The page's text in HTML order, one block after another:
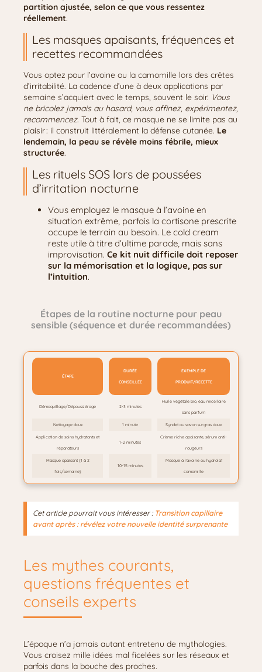
partition ajustée, selon ce que vous ressentez
réellement.
Les masques apaisants, fréquences et
recettes recommandées
Vous optez pour l’avoine ou la camomille lors des crêtes
d’irritabilité. La cadence d’une à deux applications par
semaine s’acquiert avec le temps, souvent le soir. Vous
ne bricolez jamais au hasard, vous affinez, expérimentez,
recommencez. Tout à fait, ce masque ne se limite pas au
plaisir : il construit littéralement la défense cutanée. Le
lendemain, la peau se révèle moins fébrile, mieux
structurée.
Les rituels SOS lors de poussées
d’irritation nocturne
Vous employez le masque à l’avoine en
situation extrême, parfois la cortisone prescrite
occupe le terrain au besoin. Le cold cream
reste utile à titre d’ultime parade, mais sans
improvisation. Ce kit nuit difficile doit reposer
sur la mémorisation et la logique, pas sur
l’intuition.
Étapes de la routine nocturne pour peau
sensible (séquence et durée recommandées)
ÉTAPE
DURÉE
CONSEILLÉE
EXEMPLE DE
PRODUIT/RECETTE
Démaquillage/Dépoussiérage 2-3 minutes
Huile végétale bio, eau micellaire
sans parfum
Nettoyage doux 1 minute Syndet ou savon surgras doux
Application de soins hydratants et
réparateurs
1-2 minutes
Crème riche apaisante, sérum anti-
rougeurs
Masque apaisant (1 à 2
fois/semaine)
10-15 minutes
Masque à l’avoine ou hydrolat
camomille
Cet article pourrait vous intéresser : Transition capillaire
avant après : révélez votre nouvelle identité surprenante
Les mythes courants,
questions fréquentes et
conseils experts
L’époque n’a jamais autant entretenu de mythologies.
Vous croisez mille idées mal ficelées sur les réseaux et
parfois dans la bouche des proches.